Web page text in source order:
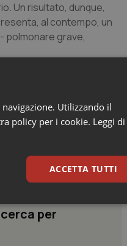
Un risultato, dunque,
al contempo, un
polmonare grave,
per
Utilizzando il
policy per i cookie. Leggi di
ACCETTA TUTTI
Marketing